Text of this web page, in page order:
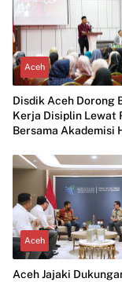
Aceh
Disdik Aceh Dorong
Kerja Disiplin Lewat
Bersama Akademisi
Aceh
Aceh Jajaki